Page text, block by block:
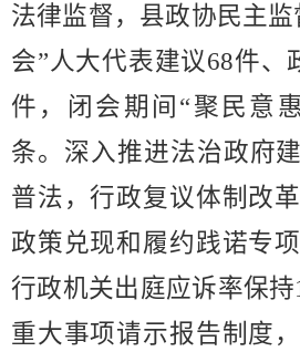
法律监督，县政协民主
会”人大代表建议68件、
件，闭会期间 “聚民意
条。深入推进法治政府
普法，行政复议体制改
政策兑现和履约践诺专
行政机关出庭应诉率保持
重大事项请示报告制度